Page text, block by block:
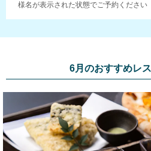
様名が表示された状態でご予約ください
6月のおすすめレ